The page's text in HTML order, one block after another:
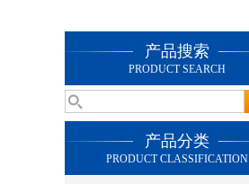
产品搜索
PRODUCT SEARCH
产品分类
PRODUCT CLASSIFICATION